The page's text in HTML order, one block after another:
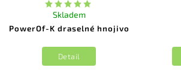
PowerOf-K draselné hnojivo
Skladem
Detail